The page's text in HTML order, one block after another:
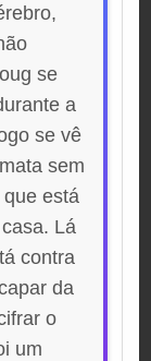
se
a
se vê
sem
está
Lá
contra
da
o
um